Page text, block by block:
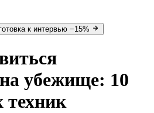
к интервью −15%
убежище: 10